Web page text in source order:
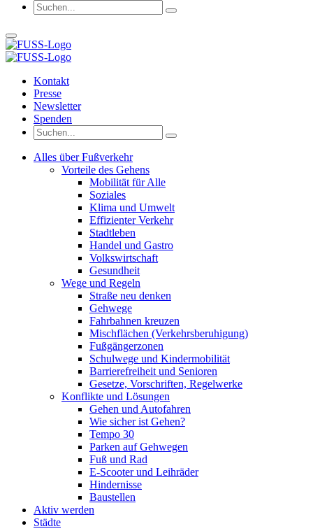
Kontakt
Presse
Newsletter
Spenden
Alles über Fußverkehr
Vorteile des Gehens
Mobilität für Alle
Soziales
Klima und Umwelt
Effizienter Verkehr
Stadtleben
Handel und Gastro
Volkswirtschaft
Gesundheit
Wege und Regeln
Straße neu denken
Gehwege
Fahrbahnen kreuzen
Mischflächen (Verkehrsberuhigung)
Fußgängerzonen
Schulwege und Kindermobilität
Barrierefreiheit und Senioren
Gesetze, Vorschriften, Regelwerke
Konflikte und Lösungen
Gehen und Autofahren
Wie sicher ist Gehen?
Tempo 30
Parken auf Gehwegen
Fuß und Rad
E-Scooter und Leihräder
Hindernisse
Baustellen
Aktiv werden
Städte